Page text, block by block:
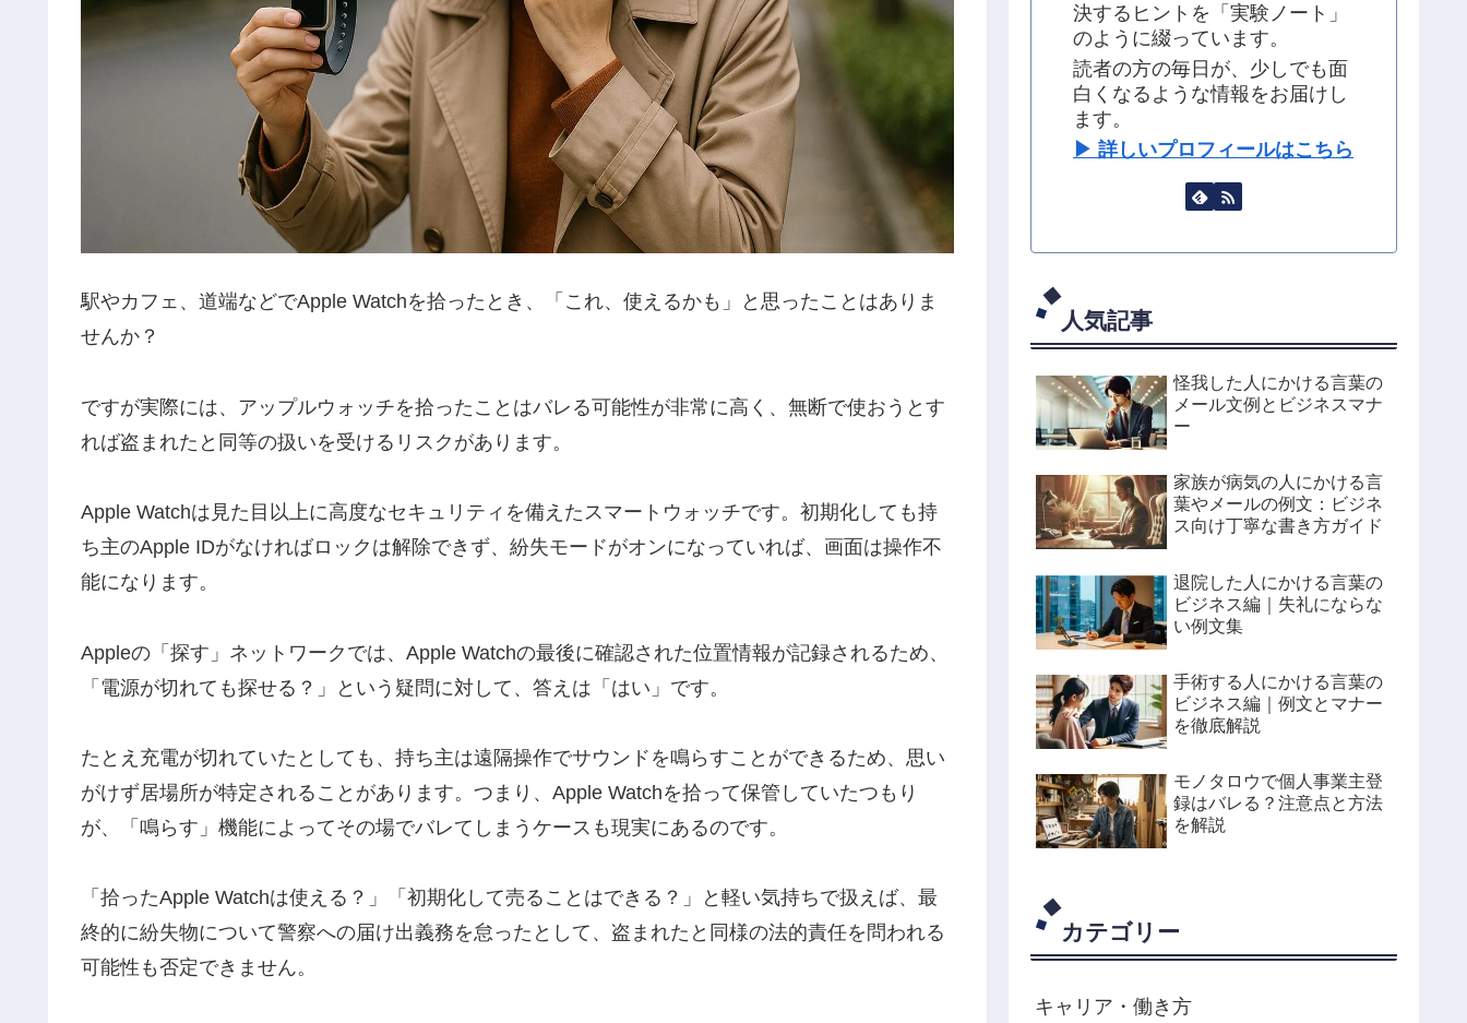
駅やカフェ、道端などでApple Watchを拾ったとき、「これ、使えるかも」と思ったことはありま
せんか？
ですが実際には、アップルウォッチを拾ったことはバレる可能性が非常に高く、無断で使おうとす
れば盗まれたと同等の扱いを受けるリスクがあります。
Apple Watchは見た目以上に高度なセキュリティを備えたスマートウォッチです。初期化しても持
ち主のApple IDがなければロックは解除できず、紛失モードがオンになっていれば、画面は操作不
能になります。
Appleの「探す」ネットワークでは、Apple Watchの最後に確認された位置情報が記録されるため、
「電源が切れても探せる？」という疑問に対して、答えは「はい」です。
たとえ充電が切れていたとしても、持ち主は遠隔操作でサウンドを鳴らすことができるため、思い
がけず居場所が特定されることがあります。つまり、Apple Watchを拾って保管していたつもり
が、「鳴らす」機能によってその場でバレてしまうケースも現実にあるのです。
「拾ったApple Watchは使える？」「初期化して売ることはできる？」と軽い気持ちで扱えば、最
終的に紛失物について警察への届け出義務を怠ったとして、盗まれたと同様の法的責任を問われる
可能性も否定できません。
決するヒントを「実験ノート」
のように綴っています。
読者の方の毎日が、少しでも面
白くなるような情報をお届けし
ます。
▶︎ 詳しいプロフィールはこちら
人気記事
怪我した人にかける言葉の
メール文例とビジネスマナ
ー
家族が病気の人にかける言
葉やメールの例文：ビジネ
ス向け丁寧な書き方ガイド
退院した人にかける言葉の
ビジネス編｜失礼にならな
い例文集
手術する人にかける言葉の
ビジネス編｜例文とマナー
を徹底解説
モノタロウで個人事業主登
録はバレる？注意点と方法
を解説
カテゴリー
キャリア・働き方